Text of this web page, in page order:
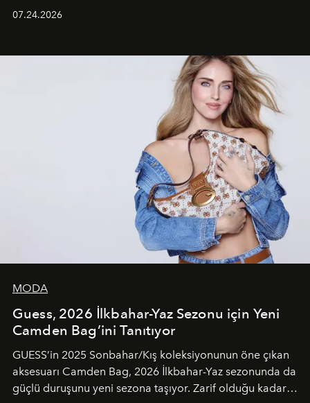
unsurlarından biri olarak öne çıkıyor.
07.24.2026
MODA
Guess, 2026 İlkbahar-Yaz Sezonu için Yeni
Camden Bag’ini Tanıtıyor
GUESS’in 2025 Sonbahar/Kış koleksiyonunun öne çıkan
aksesuarı Camden Bag, 2026 İlkbahar-Yaz sezonunda da
güçlü duruşunu yeni sezona taşıyor. Zarif olduğu kadar